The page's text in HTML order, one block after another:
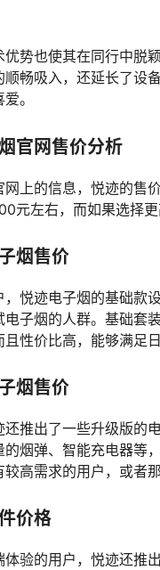
势也使其在同行中脱
畅吸入，还延长了设
。
官网售价分析
上的信息，悦迹的售
元左右，而如果选择
烟售价
悦迹电子烟的基础款
电子烟的人群。基础套
性价比高，能够满足
烟售价
还推出了一些升级版的
的烟弹、智能充电器等
高需求的用户，或者
价格
体验的用户，悦迹还推